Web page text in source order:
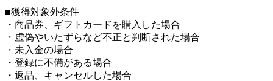
■獲得対象外条件
・商品券、ギフトカードを購入した場合
・虚偽やいたずらなど不正と判断された場合
・未入金の場合
・登録に不備がある場合
・返品、キャンセルした場合